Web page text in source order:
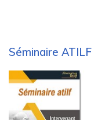
Séminaire ATILF